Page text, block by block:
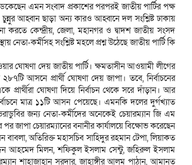
এমন সংবাদ প্রকাশের পরপরই জাতীয় পার্টির পক্ষ
আহ্বান ছাড়া অন্য কারও আহ্বানে দল সংশ্লিষ্ট ঢাকায়
করতে কেন্দ্রীয়, জেলা, মহানগর ও দ্বাদশ জাতীয় সংসদ
নেতা-কর্মীসহ সংশ্লিষ্ট মহলে প্রশ্ন উঠেছে জাতীয় পার্টি কি
ঘোষণা দেয় জাতীয় পার্টি। ক্ষমতাসীন আওয়ামী লীগের
আসনে প্রার্থী ঘোষণা দেয় জাপা। তবে, নির্বাচনের
ঘোষণা দিয়ে নির্বাচন থেকে সরে দাঁড়ান। আর
মাত্র ১১টি আসন পেয়েছে। এমনকি দলের দুর্গখ্যাত
জন্য নেতা-কর্মীদের অনেকেই চেয়ারম্যান জি এম
জাপা চেয়ারম্যানের বনানীর কার্যালয়ে বিক্ষোভ করেছেন
অতিরিক্ত মহাসচিব সাহিদুর রহমান টেপা, লিয়াকত
আহমেদ মিলন, শফিকুল ইসলাম সেন্টু, জহিরুল ইসলাম
শাহাজাহান সরদার, জাহাঙ্গীর আলম পাঠান, আমানত